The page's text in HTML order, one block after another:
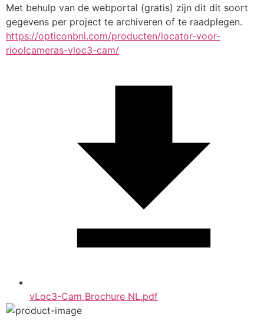
Met behulp van de webportal (gratis) zijn dit dit soort
gegevens per project te archiveren of te raadplegen.
https://opticonbnl.com/producten/locator-voor-
rioolcameras-vloc3-cam/
vLoc3-Cam Brochure NL.pdf